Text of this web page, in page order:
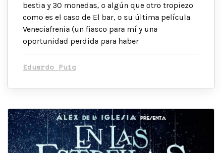
bestia y 30 monedas, o algún que otro tropiezo
como es el caso de El bar, o su última película
Veneciafrenia (un fiasco para mí y una
oportunidad perdida para haber
Eduardo Puig